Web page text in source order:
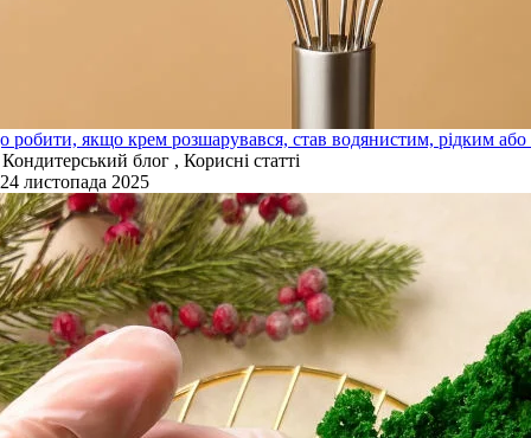
робити, якщо крем розшарувався, став водянистим, рідким або
блог , Корисні статті
листопада 2025